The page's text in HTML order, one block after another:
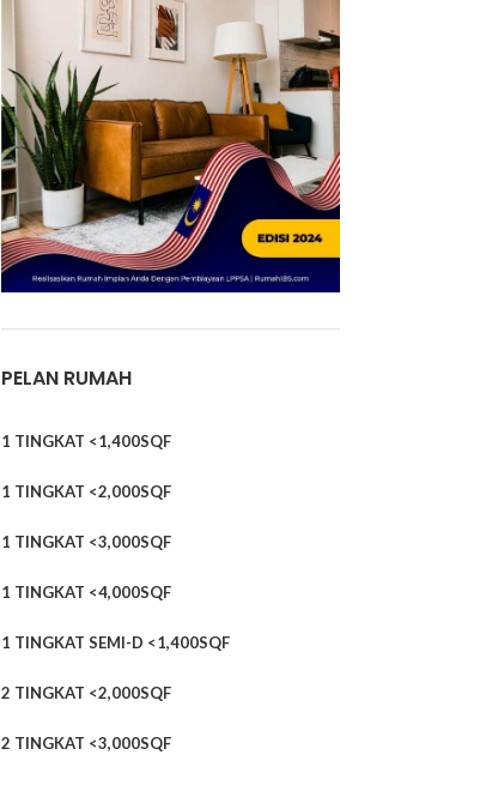
PELAN RUMAH
1 TINGKAT <1,400SQF
1 TINGKAT <2,000SQF
1 TINGKAT <3,000SQF
1 TINGKAT <4,000SQF
1 TINGKAT SEMI-D <1,400SQF
2 TINGKAT <2,000SQF
2 TINGKAT <3,000SQF